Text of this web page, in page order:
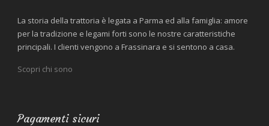
La storia della trattoria è legata a Parma ed alla famiglia: amore
per la tradizione e legami forti sono le nostre caratteristiche
principali. I clienti vengono a Frassinara e si sentono a casa.
Scopri chi sono
Pagamenti sicuri